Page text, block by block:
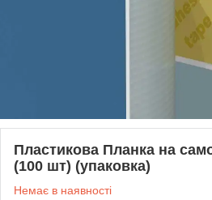
Пластикова Планка на
(100 шт) (упаковка)
Немає в наявності